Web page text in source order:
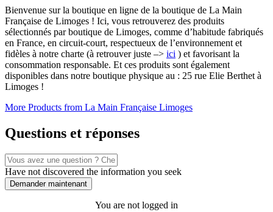
Bienvenue sur la boutique en ligne de la boutique de La Main
Française de Limoges ! Ici, vous retrouverez des produits
sélectionnés par boutique de Limoges, comme d’habitude fabriqués
en France, en circuit-court, respectueux de l’environnement et
fidèles à notre charte (à retrouver juste –> ici ) et favorisant la
consommation responsable. Et ces produits sont également
disponibles dans notre boutique physique au : 25 rue Elie Berthet à
Limoges !
More Products from La Main Française Limoges
Questions et réponses
Have not discovered the information you seek
Demander maintenant
You are not logged in